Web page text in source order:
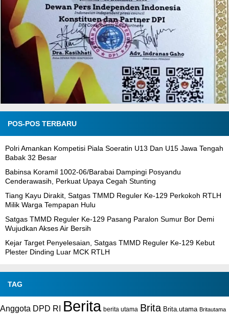
POS-POS TERBARU
Polri Amankan Kompetisi Piala Soeratin U13 Dan U15 Jawa Tengah
Babak 32 Besar
Babinsa Koramil 1002-06/Barabai Dampingi Posyandu
Cenderawasih, Perkuat Upaya Cegah Stunting
Tiang Kayu Dirakit, Satgas TMMD Reguler Ke-129 Perkokoh RTLH
Milik Warga Tempapan Hulu
Satgas TMMD Reguler Ke-129 Pasang Paralon Sumur Bor Demi
Wujudkan Akses Air Bersih
Kejar Target Penyelesaian, Satgas TMMD Reguler Ke-129 Kebut
Plester Dinding Luar MCK RTLH
TAG
Anggota DPD RI Berita berita utama Brita Brita.utama Britautama